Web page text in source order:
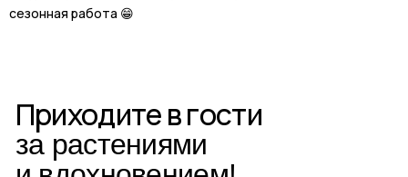
сезонная работа 😁Написать в MAX